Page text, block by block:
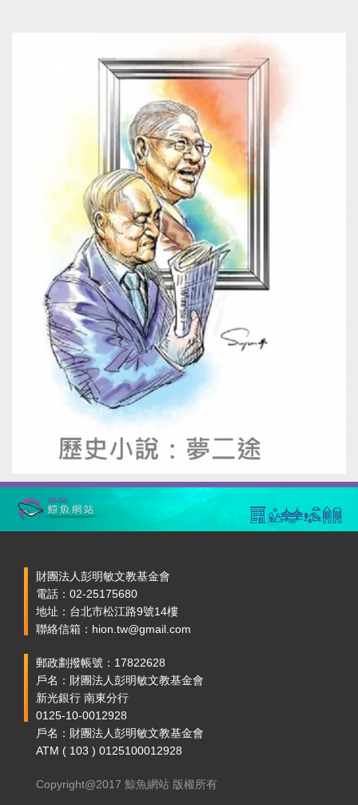
財團法人彭明敏文教基金會
電話：02-25175680
地址：台北市松江路9號14樓
聯絡信箱：hion.tw@gmail.com
郵政劃撥帳號：17822628
戶名：財團法人彭明敏文教基金會
新光銀行 南東分行
0125-10-0012928
戶名：財團法人彭明敏文教基金會
ATM ( 103 ) 0125100012928
Copyright@2017 鯨魚網站 版權所有